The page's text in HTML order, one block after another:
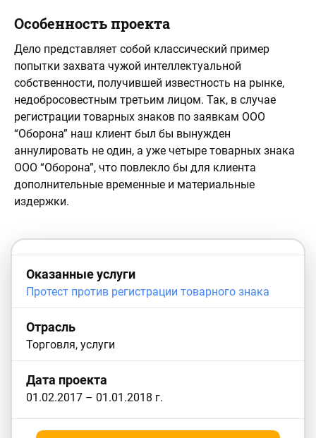
Особенность проекта
Дело представляет собой классический пример
попытки захвата чужой интеллектуальной
собственности, получившей известность на рынке,
недобросовестным третьим лицом. Так, в случае
регистрации товарных знаков по заявкам ООО
“Оборона” наш клиент был бы вынужден
аннулировать не один, а уже четыре товарных знака
ООО “Оборона”, что повлекло бы для клиента
дополнительные временные и материальные
издержки.
Оказанные услуги
Протест против регистрации товарного знака
Отрасль
Торговля, услуги
Дата проекта
01.02.2017 – 01.01.2018 г.